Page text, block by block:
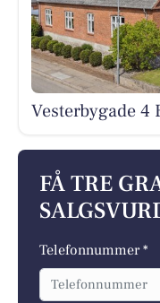
Vesterbygade 4
FÅ TRE
Telefonnummer *